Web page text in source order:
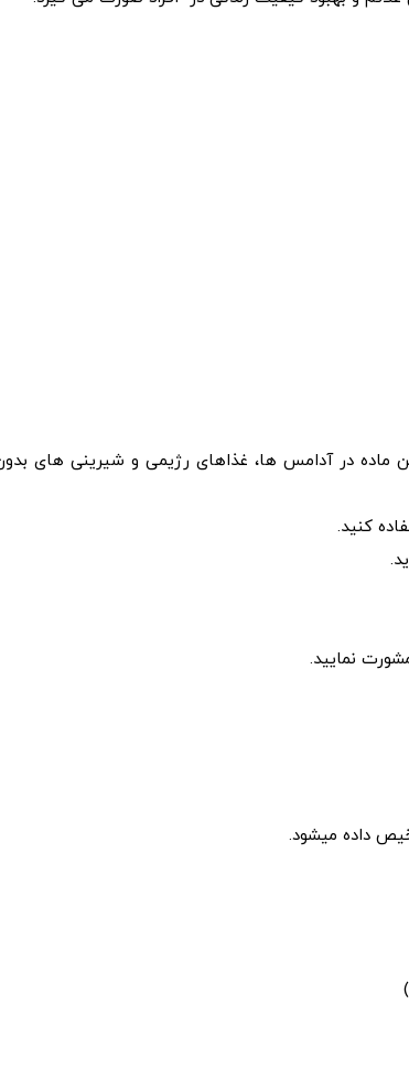
ماده در آدامس‌ ها، غذاهای رژیمی و شیرینی های
کنید.
نمایید.